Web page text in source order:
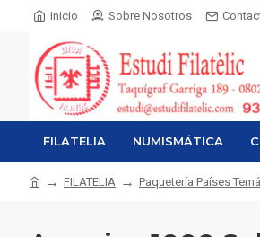
Inicio Sobre Nosotros
FILATELIA NUMISMÁTICA
FILATELIA Paquetería Países